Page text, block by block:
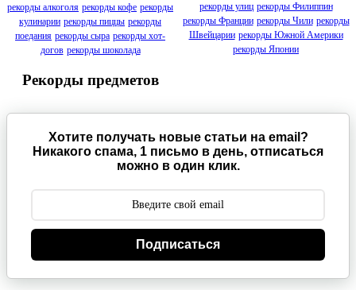
рекорды алкоголя рекорды кофе рекорды
кулинарии рекорды пиццы рекорды
поедания рекорды сыра рекорды хот-
догов рекорды шоколада
Рекорды предметов
рекорды улиц рекорды Филиппин
рекорды Франции рекорды Чили рекорды
Швейцарии рекорды Южной Америки
рекорды Японии
Хотите получать новые статьи на email?
Никакого спама, 1 письмо в день, отписаться
можно в один клик.
Подписаться